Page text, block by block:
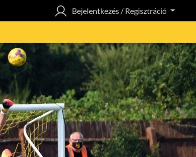
Bejelentkezés / Regisztráció